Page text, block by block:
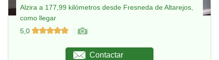
Alzira a 177,99 kilómetros desde Fresneda de Altarejos,
como llegar
5,0
Contactar